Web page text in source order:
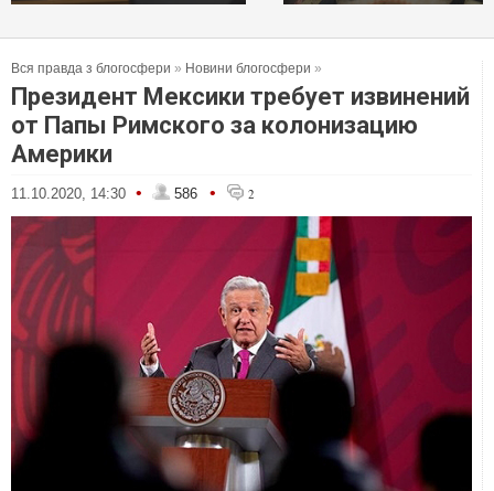
Вся правда з блогосфери » Новини блогосфери »
Президент Мексики требует извинений
от Папы Римского за колонизацию
Америки
11.10.2020, 14:30 • 586 • 2